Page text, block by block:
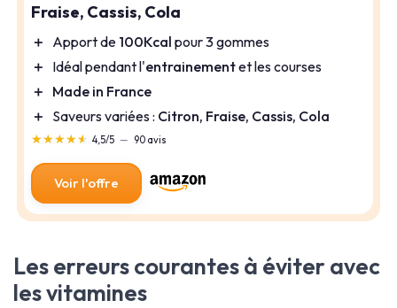
Fraise, Cassis, Cola
＋ Apport de 100Kcal pour 3 gommes
＋ Idéal pendant l'entrainementet les courses
＋ Made in France
＋ Saveurs variées : Citron, Fraise, Cassis, Cola
★★★★★
★★★★★ 4,5/5 — 90 avis
Voir l'offre
Les erreurs courantes à éviter avec
les vitamines